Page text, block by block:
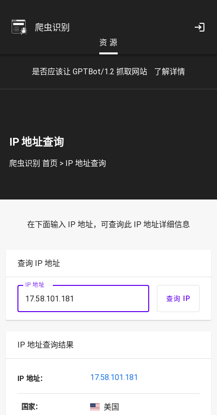
爬虫识别
资 源
是否应该让 GPTBot/1.2 抓取网站 了解详情
IP 地址查询
爬虫识别 首页 > IP 地址查询
在下面输入 IP 地址，可查询此 IP 地址详细信息
查询 IP 地址
IP 地址
查询 IP
IP 地址查询结果
IP 地址： 17.58.101.181
国家： 美国